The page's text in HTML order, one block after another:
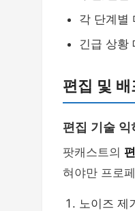
각 단계별
긴급 상황
편집 및
편집 기술 익
팟캐스트의
혀야만 프로
노이즈 제